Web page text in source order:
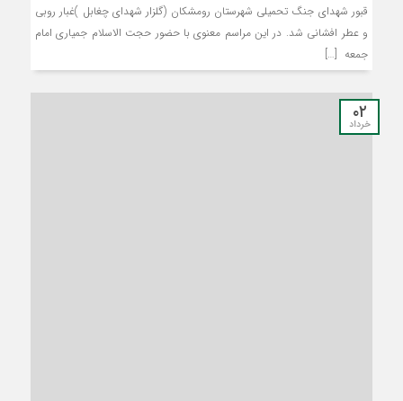
قبور شهدای جنگ تحمیلی شهرستان رومشکان (گلزار شهدای چغابل )غبار روبی
و عطر افشانی شد. در این مراسم معنوی با حضور حجت الاسلام جمیاری امام
جمعه […]
۰۲
خرداد